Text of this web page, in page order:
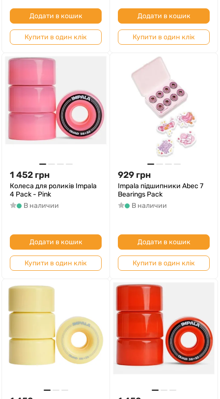
Додати в кошик
Купити в один клік
Додати в кошик
Купити в один клік
1 452 грн
Колеса для роликів Impala
4 Pack - Pink
В наличии
Додати в кошик
Купити в один клік
929 грн
Impala підшипники Abec 7
Bearings Pack
В наличии
Додати в кошик
Купити в один клік